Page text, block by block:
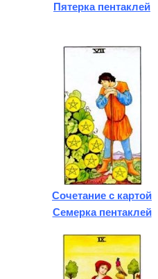
Пятерка пентаклей
Сочетание с картой
Семерка пентаклей